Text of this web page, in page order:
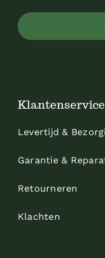
Klantenservice
Levertijd &
Garantie &
Retourneren
Klachten